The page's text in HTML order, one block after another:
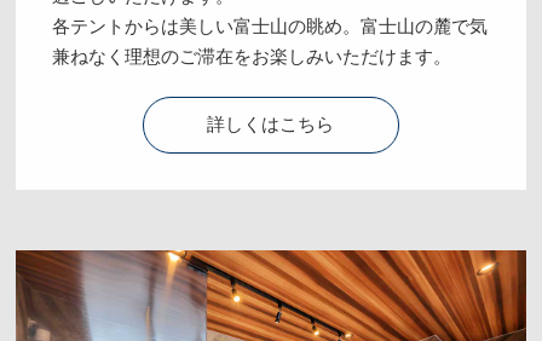
各テントからは美しい富士山の眺め。富士山の麓で気
兼ねなく理想のご滞在をお楽しみいただけます。
詳しくはこちら